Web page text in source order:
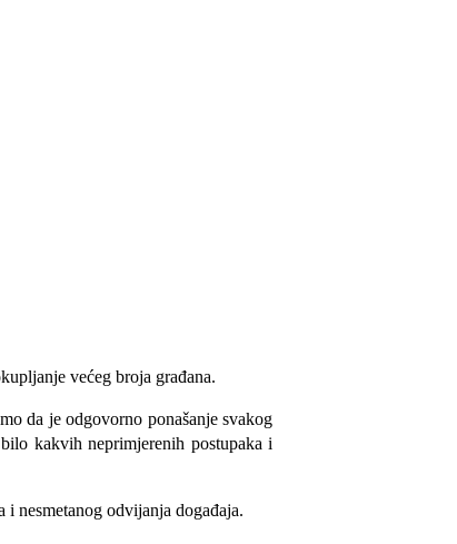
većeg broja građana.
da je odgovorno ponašanje svakog
kakvih neprimjerenih postupaka i
nesmetanog odvijanja događaja.